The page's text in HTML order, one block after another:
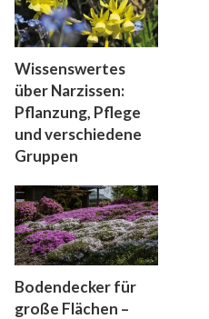
Wissenswertes
über Narzissen:
Pflanzung, Pflege
und verschiedene
Gruppen
Bodendecker für
große Flächen –